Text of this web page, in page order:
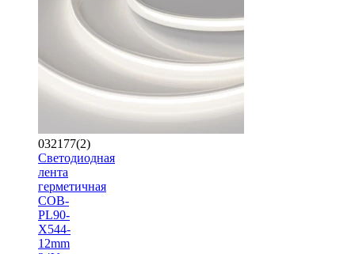
032177(2)
Светодиодная
лента
герметичная
COB-
PL90-
X544-
12mm